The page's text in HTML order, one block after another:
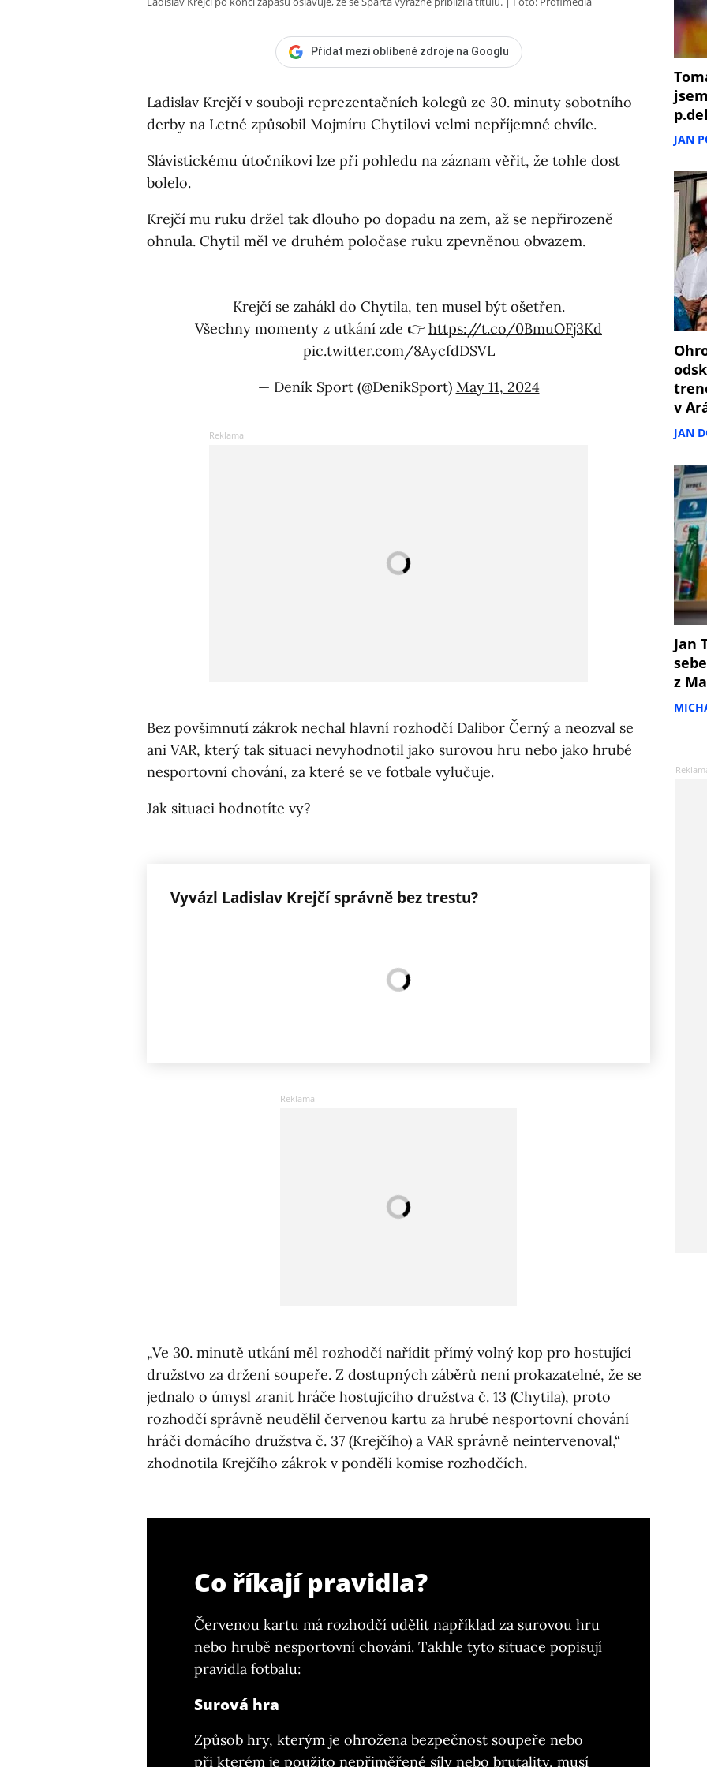
Přidat mezi oblíbené zdroje na Googlu
Ladislav Krejčí v souboji reprezentačních kolegů ze 30. minuty sobotního
derby na Letné způsobil Mojmíru Chytilovi velmi nepříjemné chvíle.
Slávistickému útočníkovi lze při pohledu na záznam věřit, že tohle dost
bolelo.
Krejčí mu ruku držel tak dlouho po dopadu na zem, až se nepřirozeně
ohnula. Chytil měl ve druhém poločase ruku zpevněnou obvazem.
Krejčí se zahákl do Chytila, ten musel být ošetřen.
Všechny momenty z utkání zde 👉 https://t.co/0BmuOFj3Kd
pic.twitter.com/8AycfdDSVL
— Deník Sport (@DenikSport) May 11, 2024
Bez povšimnutí zákrok nechal hlavní rozhodčí Dalibor Černý a neozval se
ani VAR, který tak situaci nevyhodnotil jako surovou hru nebo jako hrubé
nesportovní chování, za které se ve fotbale vylučuje.
Jak situaci hodnotíte vy?
Vyvázl Ladislav Krejčí správně bez trestu?
„Ve 30. minutě utkání měl rozhodčí nařídit přímý volný kop pro hostující
družstvo za držení soupeře. Z dostupných záběrů není prokazatelné, že se
jednalo o úmysl zranit hráče hostujícího družstva č. 13 (Chytila), proto
rozhodčí správně neudělil červenou kartu za hrubé nesportovní chování
hráči domácího družstva č. 37 (Krejčího) a VAR správně neintervenoval,“
zhodnotila Krejčího zákrok v pondělí komise rozhodčích.
Co říkají pravidla?
Červenou kartu má rozhodčí udělit například za surovou hru
nebo hrubě nesportovní chování. Takhle tyto situace popisují
pravidla fotbalu:
Surová hra
Způsob hry, kterým je ohrožena bezpečnost soupeře nebo
při kterém je použito nepřiměřené síly nebo brutality, musí
p.del
JAN
v
JAN
Jan
z